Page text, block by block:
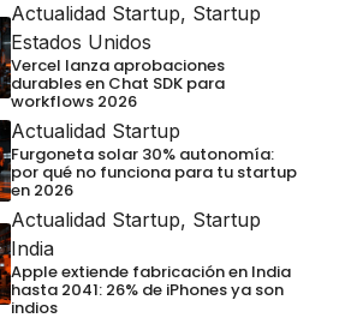
Actualidad Startup, Startup
Estados Unidos
Vercel lanza aprobaciones
durables en Chat SDK para
workflows 2026
Actualidad Startup
Furgoneta solar 30% autonomía:
por qué no funciona para tu startup
en 2026
Actualidad Startup, Startup
India
Apple extiende fabricación en India
hasta 2041: 26% de iPhones ya son
indios